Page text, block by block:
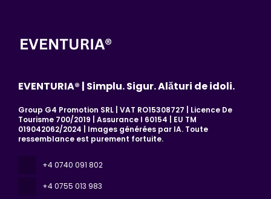
EVENTURIA® | Simplu. Sigur. Alături de idoli.
Group G4 Promotion SRL | VAT RO15308727 | Licence De
Tourisme 700/2019 | Assurance I 60154 | EU TM
019042062/2024 | Images générées par IA. Toute
ressemblance est purement fortuite.
+4 0740 091 802
+4 0755 013 983